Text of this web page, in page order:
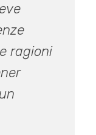
ragioni